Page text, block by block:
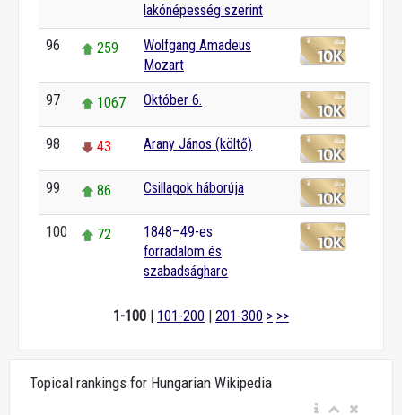
lakónépesség szerint
96 259
Wolfgang Amadeus
Mozart
97 1067 Október 6.
98 43 Arany János (költő)
99 86 Csillagok háborúja
100 72
1848–49-es
forradalom és
szabadságharc
1-100 | 101-200 | 201-300 > >>
Topical rankings for Hungarian Wikipedia